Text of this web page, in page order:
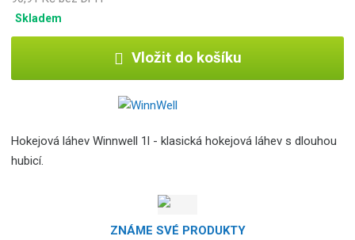
:
1
0
0
4
Skladem
Vložit do košíku
Hokejová láhev Winnwell 1l - klasická hokejová láhev s dlouhou
hubicí.
ZNÁME SVÉ PRODUKTY